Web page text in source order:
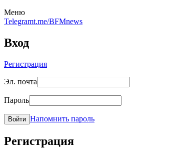
Меню
Telegramt.me/BFMnews
Вход
Регистрация
Эл. почта
Пароль
Войти Напомнить пароль
Регистрация